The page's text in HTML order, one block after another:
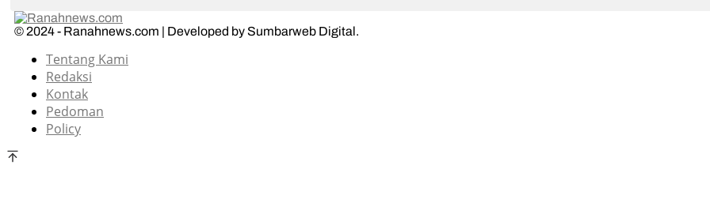
© 2024 - Ranahnews.com | Developed by Sumbarweb Digital.
Tentang Kami
Redaksi
Kontak
Pedoman
Policy